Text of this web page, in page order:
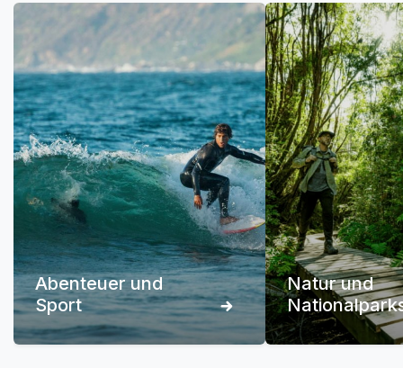
Abenteuer und
Sport
Natur und